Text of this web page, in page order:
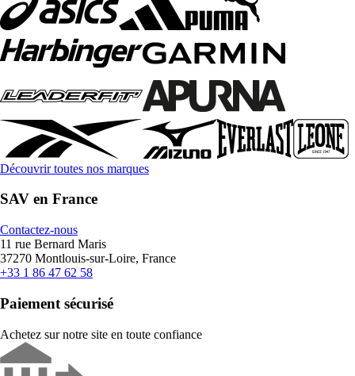
Découvrir toutes nos marques
SAV en France
Contactez-nous
11 rue Bernard Maris
37270 Montlouis-sur-Loire, France
+33 1 86 47 62 58
Paiement sécurisé
Achetez sur notre site en toute confiance